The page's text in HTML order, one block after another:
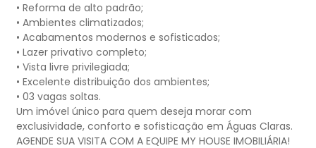
• Reforma de alto padrão;
• Ambientes climatizados;
• Acabamentos modernos e sofisticados;
• Lazer privativo completo;
• Vista livre privilegiada;
• Excelente distribuição dos ambientes;
• 03 vagas soltas.
Um imóvel único para quem deseja morar com
exclusividade, conforto e sofisticação em Águas Claras.
AGENDE SUA VISITA COM A EQUIPE MY HOUSE IMOBILIÁRIA!